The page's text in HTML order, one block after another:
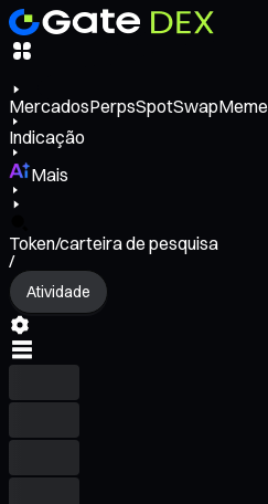
MercadosPerpsSpotSwapMeme
Indicação
Mais
Token/carteira de pesquisa
/
Atividade